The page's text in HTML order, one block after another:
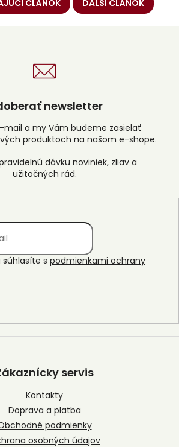
ČLÁNOK ĎALŠÍ ČLÁNOK
newsletter
mail a my Vám budeme zasielať
produktoch na našom e-shope.
s podmienkami ochrany
servis
Kontakty
Doprava a platba
podmienky
osobných údajov